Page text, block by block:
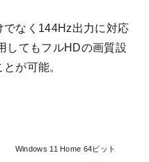
なく144Hz出力に対応
してもフルHDの画質設
が可能。
Windows 11 Home 64ビット